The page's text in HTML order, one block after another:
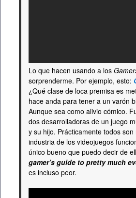
Lo que hacen usando a los
sorprenderme. Por ejemplo, esto:
¿Qué clase de loca premisa es
hace anda para tener a un varón
Aunque sea como alivio cómico.
dos desarrolladoras de un juego
y su hijo. Prácticamente todos
industria de los videojuegos
único bueno que puedo decir de
gamer’s guide to pretty much
es incluso peor.